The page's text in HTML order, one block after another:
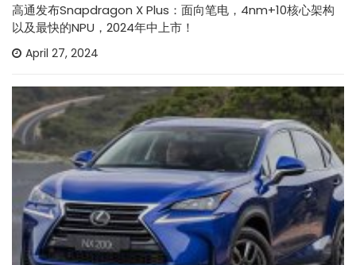
高通发布Snapdragon X Plus：面向笔电，4nm+10核心架构
以及最快的NPU，2024年中上市！
April 27, 2024